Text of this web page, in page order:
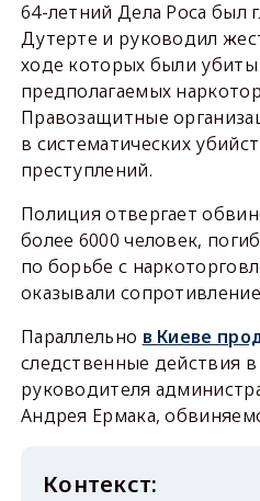
64-летний Дела Роса
Дутерте и руководил
ходе которых были
предполагаемых
Правозащитные
в систематических
преступлений.
Полиция отвергает
более 6000 человек,
по борьбе с
оказывали
Параллельно в Киеве
следственные действия
руководителя
Андрея Ермака,